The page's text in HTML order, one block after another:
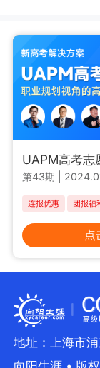
UAPM高考志
第43期
连报优惠 团报福
点
地址：上海市